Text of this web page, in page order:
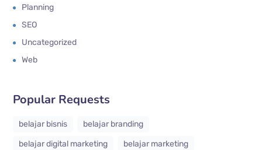
Planning
SEO
Uncategorized
Web
Popular Requests
belajar bisnis
belajar branding
belajar digital marketing
belajar marketing